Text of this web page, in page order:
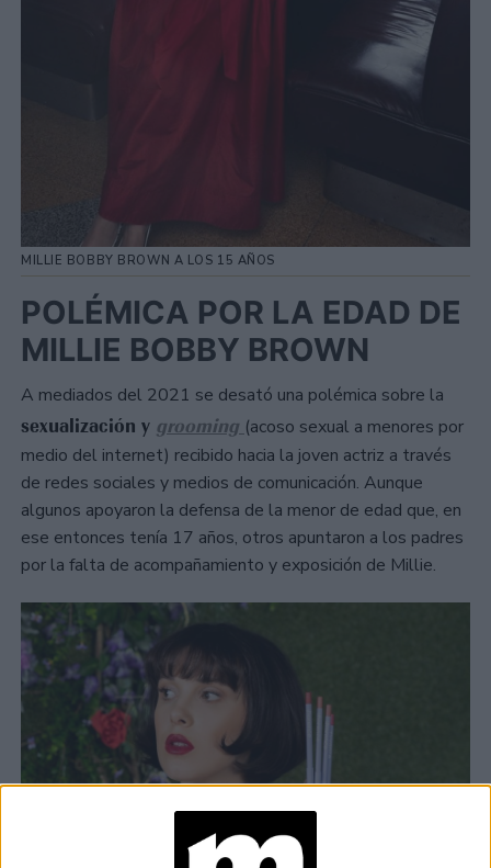
MILLIE BOBBY BROWN A LOS 15 AÑOS
POLÉMICA POR LA EDAD DE
MILLIE BOBBY BROWN
A mediados del 2021 se desató una polémica sobre la
sexualización y grooming (acoso sexual a menores por
medio del internet) recibido hacia la joven actriz a través
de redes sociales y medios de comunicación. Aunque
algunos apoyaron la defensa de la menor de edad que, en
ese entonces tenía 17 años, otros apuntaron a los padres
por la falta de acompañamiento y exposición de Millie.